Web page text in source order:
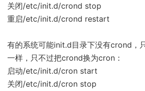
标
关闭/etc/init.d/crond stop
重启/etc/init.d/crond restart
有的系统可能init.d目录下没有crond，
一样，只不过把crond换为cron：
启动/etc/init.d/cron start
关闭/etc/init.d/cron stop